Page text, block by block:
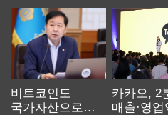
비트코인도
국가자산으로…'
카카오, 2
매출·영업